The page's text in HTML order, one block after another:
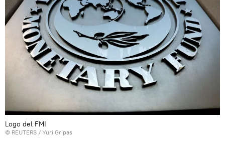
Logo del FMI
© REUTERS / Yuri Gripas